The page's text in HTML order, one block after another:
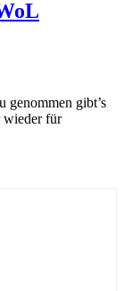
genommen gibt’s
wieder für